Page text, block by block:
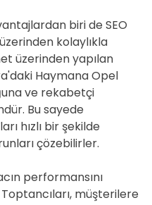
biri de SEO
kolaylıkla
üzerinden yapılan
Haymana Opel
ve rekabetçi
Bu sayede
hızlı bir şekilde
çözebilirler.
performansını
müşterilere